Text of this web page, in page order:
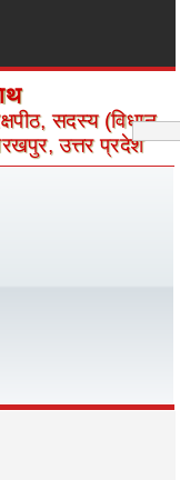
सदस्य (विधान
उत्तर प्रदेश